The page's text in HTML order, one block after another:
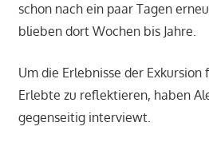
schon nach ein paar Tagen
blieben dort Wochen bis Jahre.
Um die Erlebnisse der Exkursion
Erlebte zu reflektieren, haben
gegenseitig interviewt.